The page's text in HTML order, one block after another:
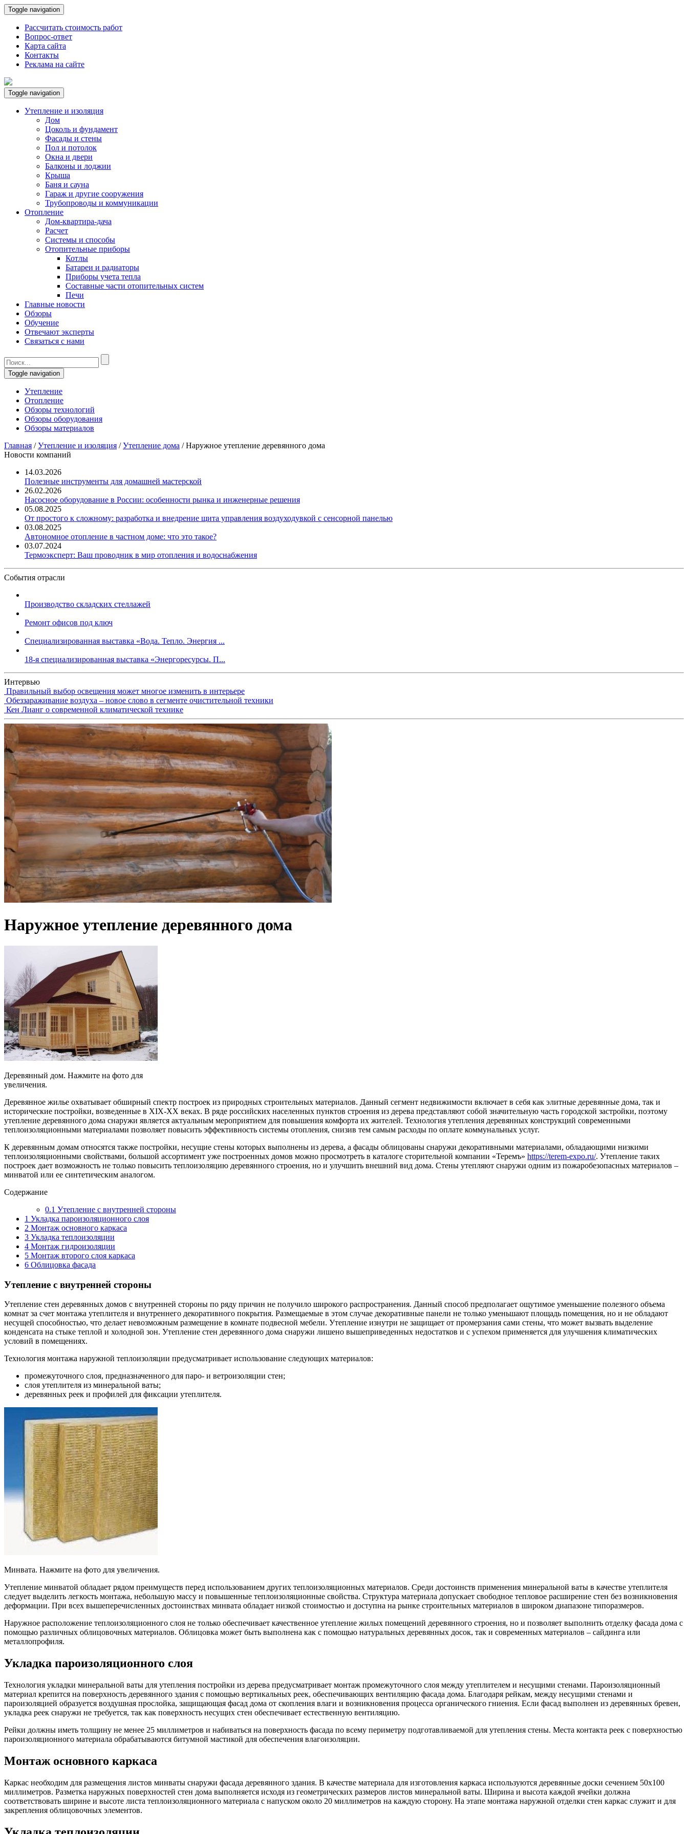
Toggle navigation
Рассчитать стоимость работ
Вопрос-ответ
Карта сайта
Контакты
Реклама на сайте
Toggle navigation
Утепление и изоляция
Дом
Цоколь и фундамент
Фасады и стены
Пол и потолок
Окна и двери
Балконы и лоджии
Крыша
Баня и сауна
Гараж и другие сооружения
Трубопроводы и коммуникации
Отопление
Дом-квартира-дача
Расчет
Системы и способы
Отопительные приборы
Котлы
Батареи и радиаторы
Приборы учета тепла
Составные части отопительных систем
Печи
Главные новости
Обзоры
Обучение
Отвечают эксперты
Связаться с нами
Toggle navigation
Утепление
Отопление
Обзоры технологий
Обзоры оборудования
Обзоры материалов
Главная /Утепление и изоляция /Утепление дома /Наружное утепление деревянного дома
Новости компаний
14.03.2026
Полезные инструменты для домашней мастерской
26.02.2026
Насосное оборудование в России: особенности рынка и инженерные решения
05.08.2025
От простого к сложному: разработка и внедрение щита управления воздуходувкой с сенсорной панелью
03.08.2025
Автономное отопление в частном доме: что это такое?
03.07.2024
Термоэксперт: Ваш проводник в мир отопления и водоснабжения
События отрасли
Производство складских стеллажей
Ремонт офисов под ключ
Специализированная выставка «Вода. Тепло. Энергия ...
18-я специализированная выставка «Энергоресурсы. П...
Интервью
Правильный выбор освещения может многое изменить в интерьере
Обеззараживание воздуха – новое слово в сегменте очистительной техники
Кен Лианг о современной климатической технике
Наружное утепление деревянного дома
Деревянный дом. Нажмите на фото для
увеличения.
Деревянное жилье охватывает обширный спектр построек из природных строительных материалов. Данный сегмент недвижимости включает в себя как элитные деревянные дома, так и
исторические постройки, возведенные в XIX-XX веках. В ряде российских населенных пунктов строения из дерева представляют собой значительную часть городской застройки, поэтому
утепление деревянного дома снаружи является актуальным мероприятием для повышения комфорта их жителей. Технология утепления деревянных конструкций современными
теплоизоляционными материалами позволяет повысить эффективность системы отопления, снизив тем самым расходы по оплате коммунальных услуг.
К деревянным домам относятся также постройки, несущие стены которых выполнены из дерева, а фасады облицованы снаружи декоративными материалами, обладающими низкими
теплоизоляционными свойствами, большой ассортимент уже построенных домов можно просмотреть в каталоге сторительной компании «Теремъ» https://terem-expo.ru/. Утепление таких
построек дает возможность не только повысить теплоизоляцию деревянного строения, но и улучшить внешний вид дома. Стены утепляют снаружи одним из пожаробезопасных материалов –
минватой или ее синтетическим аналогом.
Содержание
0.1 Утепление с внутренней стороны
1 Укладка пароизоляционного слоя
2 Монтаж основного каркаса
3 Укладка теплоизоляции
4 Монтаж гидроизоляции
5 Монтаж второго слоя каркаса
6 Облицовка фасада
Утепление с внутренней стороны
Утепление стен деревянных домов с внутренней стороны по ряду причин не получило широкого распространения. Данный способ предполагает ощутимое уменьшение полезного объема
комнат за счет монтажа утеплителя и внутреннего декоративного покрытия. Размещаемые в этом случае декоративные панели не только уменьшают площадь помещения, но и не обладают
несущей способностью, что делает невозможным размещение в комнате подвесной мебели. Утепление изнутри не защищает от промерзания сами стены, что может вызвать выделение
конденсата на стыке теплой и холодной зон. Утепление стен деревянного дома снаружи лишено вышеприведенных недостатков и с успехом применяется для улучшения климатических
условий в помещениях.
Технология монтажа наружной теплоизоляции предусматривает использование следующих материалов:
промежуточного слоя, предназначенного для паро- и ветроизоляции стен;
слоя утеплителя из минеральной ваты;
деревянных реек и профилей для фиксации утеплителя.
Минвата. Нажмите на фото для увеличения.
Утепление минватой обладает рядом преимуществ перед использованием других теплоизоляционных материалов. Среди достоинств применения минеральной ваты в качестве утеплителя
следует выделить легкость монтажа, небольшую массу и повышенные теплоизоляционные свойства. Структура материала допускает свободное тепловое расширение стен без возникновения
деформации. При всех вышеперечисленных достоинствах минвата обладает низкой стоимостью и доступна на рынке строительных материалов в широком диапазоне типоразмеров.
Наружное расположение теплоизоляционного слоя не только обеспечивает качественное утепление жилых помещений деревянного строения, но и позволяет выполнить отделку фасада дома с
помощью различных облицовочных материалов. Облицовка может быть выполнена как с помощью натуральных деревянных досок, так и современных материалов – сайдинга или
металлопрофиля.
Укладка пароизоляционного слоя
Технология укладки минеральной ваты для утепления постройки из дерева предусматривает монтаж промежуточного слоя между утеплителем и несущими стенами. Пароизоляционный
материал крепится на поверхность деревянного здания с помощью вертикальных реек, обеспечивающих вентиляцию фасада дома. Благодаря рейкам, между несущими стенами и
пароизоляцией образуется воздушная прослойка, защищающая фасад дома от скопления влаги и возникновения процесса органического гниения. Если фасад выполнен из деревянных бревен,
укладка реек снаружи не требуется, так как поверхность несущих стен обеспечивает естественную вентиляцию.
Рейки должны иметь толщину не менее 25 миллиметров и набиваться на поверхность фасада по всему периметру подготавливаемой для утепления стены. Места контакта реек с поверхностью
пароизоляционного материала обрабатываются битумной мастикой для обеспечения влагоизоляции.
Монтаж основного каркаса
Каркас необходим для размещения листов минваты снаружи фасада деревянного здания. В качестве материала для изготовления каркаса используются деревянные доски сечением 50х100
миллиметров. Разметка наружных поверхностей стен дома выполняется исходя из геометрических размеров листов минеральной ваты. Ширина и высота каждой ячейки должна
соответствовать ширине и высоте листа теплоизоляционного материала с напуском около 20 миллиметров на каждую сторону. На этапе монтажа наружной отделки стен каркас служит и для
закрепления облицовочных элементов.